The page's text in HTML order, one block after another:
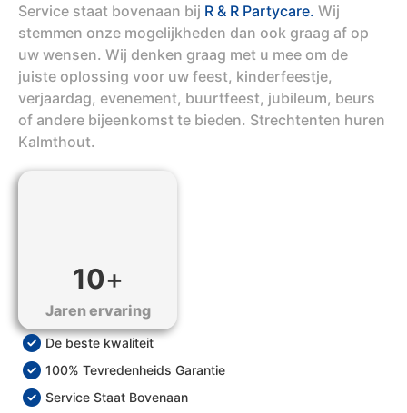
Service staat bovenaan bij R & R Partycare. Wij
stemmen onze mogelijkheden dan ook graag af op
uw wensen. Wij denken graag met u mee om de
juiste oplossing voor uw feest, kinderfeestje,
verjaardag, evenement, buurtfeest, jubileum, beurs
of andere bijeenkomst te bieden. Strechtenten huren
Kalmthout.
10+
Jaren ervaring
De beste kwaliteit
100% Tevredenheids Garantie
Service Staat Bovenaan